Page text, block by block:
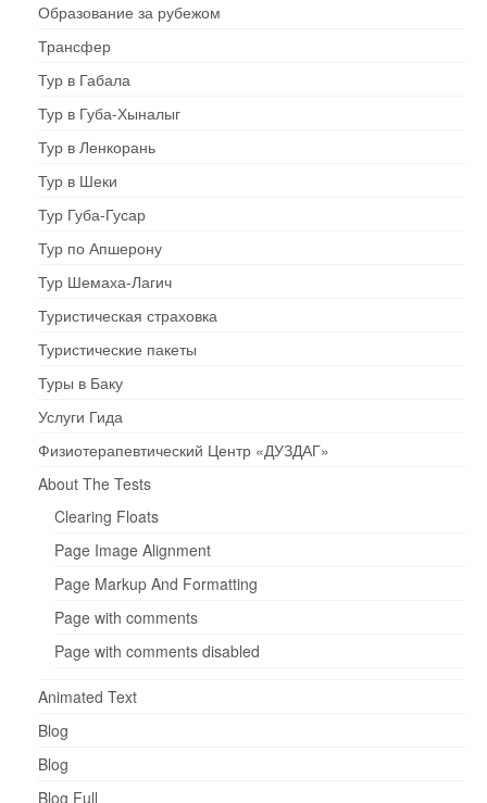
Образование за рубежом
Трансфер
Тур в Габала
Тур в Губа-Хыналыг
Тур в Ленкорань
Тур в Шеки
Тур Губа-Гусар
Тур по Апшерону
Тур Шемаха-Лагич
Туристическая страховка
Туристические пакеты
Туры в Баку
Услуги Гида
Физиотерапевтический Центр «ДУЗДАГ»
About The Tests
Clearing Floats
Page Image Alignment
Page Markup And Formatting
Page with comments
Page with comments disabled
Animated Text
Blog
Blog
Blog Full